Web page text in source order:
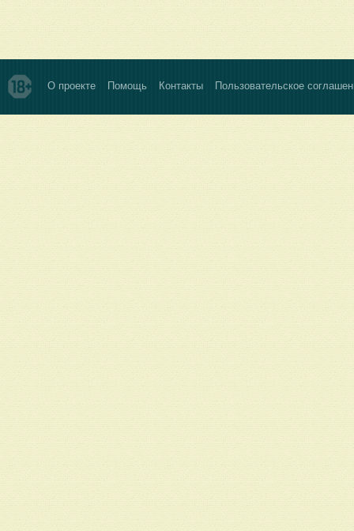
О проекте Помощь Контакты Пользовательское